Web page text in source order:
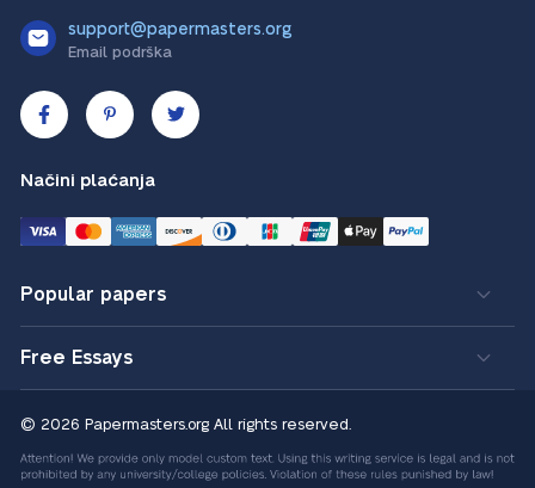
support@papermasters.org
Email podrška
Načini plaćanja
Popular papers
Free Essays
© 2026 Papermasters.org All rights reserved.